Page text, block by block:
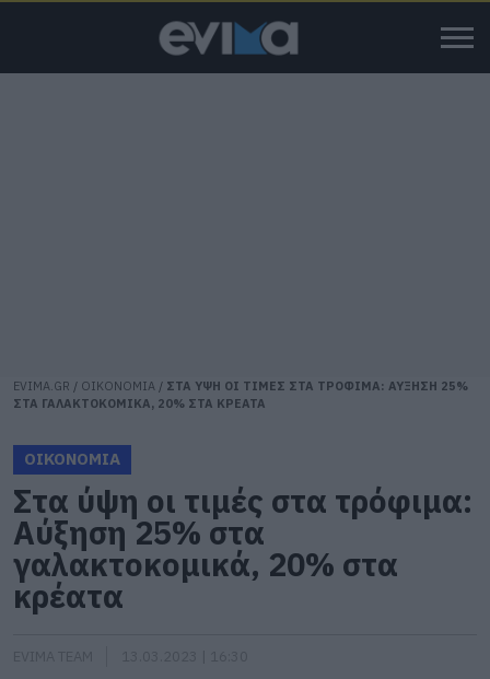
EVIMA.GR / ΟΙΚΟΝΟΜΙΑ / ΣΤΑ ΥΨΗ ΟΙ ΤΙΜΕΣ ΣΤΑ ΤΡΟΦΙΜΑ: ΑΥΞΗΣΗ 25%
ΣΤΑ ΓΑΛΑΚΤΟΚΟΜΙΚΑ, 20% ΣΤΑ ΚΡΕΑΤΑ
ΟΙΚΟΝΟΜΙΑ
Στα ύψη οι τιμές στα τρόφιμα:
Αύξηση 25% στα
γαλακτοκομικά, 20% στα
κρέατα